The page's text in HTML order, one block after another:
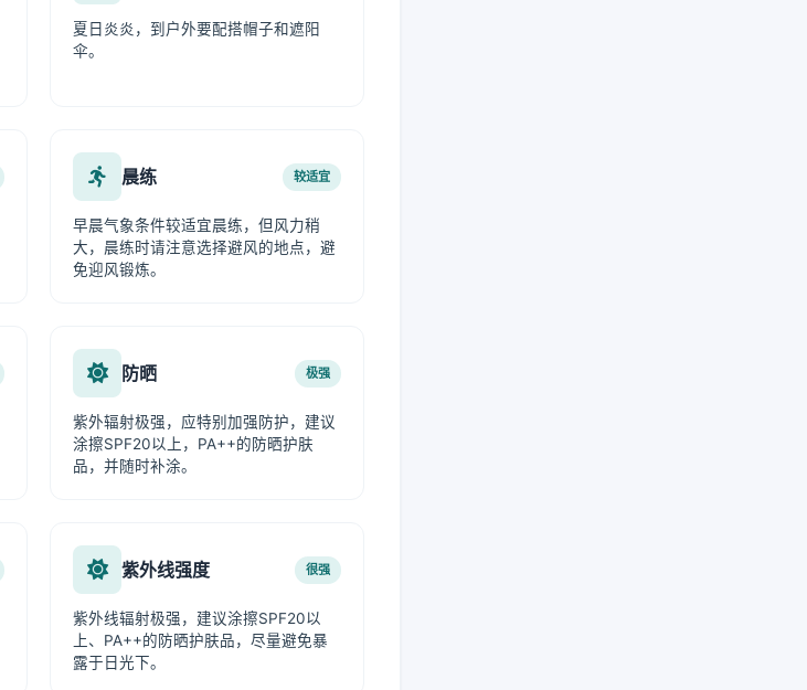
夏日炎炎，到户外要配搭帽子和遮阳
伞。
晨练 较适宜
早晨气象条件较适宜晨练，但风力稍
大，晨练时请注意选择避风的地点，避
免迎风锻炼。
防晒 极强
紫外辐射极强，应特别加强防护，建议
涂擦SPF20以上，PA++的防晒护肤
品，并随时补涂。
紫外线强度 很强
紫外线辐射极强，建议涂擦SPF20以
上、PA++的防晒护肤品，尽量避免暴
露于日光下。